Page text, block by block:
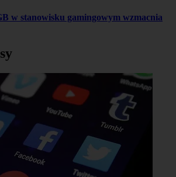
w stanowisku gamingowym wzmacnia